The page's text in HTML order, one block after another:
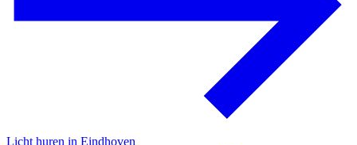
Licht huren in Eindhoven